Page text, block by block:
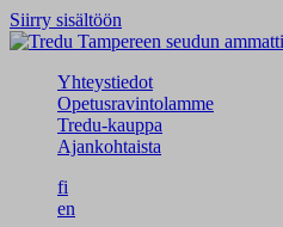
Siirry sisältöön
Yhteystiedot
Opetusravintolamme
Tredu-kauppa
Ajankohtaista
fi
en